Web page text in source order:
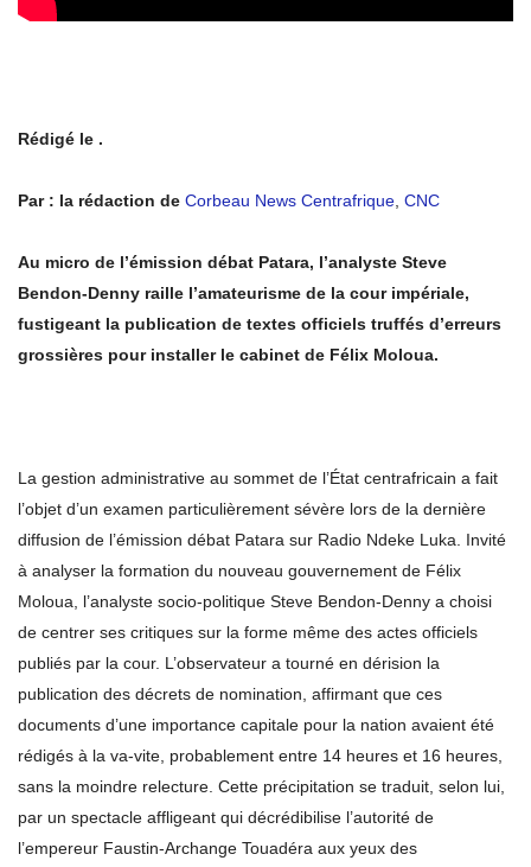
Rédigé le .
Par : la rédaction de Corbeau News Centrafrique, CNC
Au micro de l’émission débat Patara, l’analyste Steve
Bendon-Denny raille l’amateurisme de la cour impériale,
fustigeant la publication de textes officiels truffés d’erreurs
grossières pour installer le cabinet de Félix Moloua.
La gestion administrative au sommet de l’État centrafricain a fait
l’objet d’un examen particulièrement sévère lors de la dernière
diffusion de l’émission débat Patara sur Radio Ndeke Luka. Invité
à analyser la formation du nouveau gouvernement de Félix
Moloua, l’analyste socio-politique Steve Bendon-Denny a choisi
de centrer ses critiques sur la forme même des actes officiels
publiés par la cour. L’observateur a tourné en dérision la
publication des décrets de nomination, affirmant que ces
documents d’une importance capitale pour la nation avaient été
rédigés à la va-vite, probablement entre 14 heures et 16 heures,
sans la moindre relecture. Cette précipitation se traduit, selon lui,
par un spectacle affligeant qui décrédibilise l’autorité de
l’empereur Faustin-Archange Touadéra aux yeux des